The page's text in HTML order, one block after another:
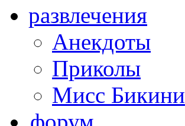
развлечения
Анекдоты
Приколы
Мисс Бикини